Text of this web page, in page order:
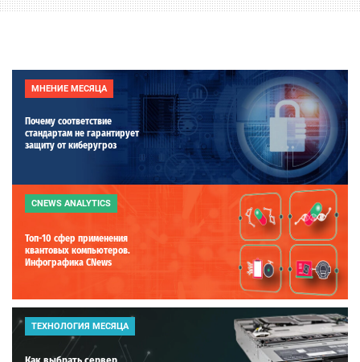
МНЕНИЕ МЕСЯЦА
Почему соответствие
стандартам не гарантирует
защиту от киберугроз
CNEWS ANALYTICS
Топ-10 сфер применения
квантовых компьютеров.
Инфографика CNews
ТЕХНОЛОГИЯ МЕСЯЦА